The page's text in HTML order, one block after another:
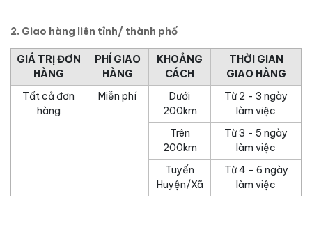
2. Giao hàng liên tỉnh/ thành phố
GIÁ TRỊ ĐƠN
HÀNG
PHÍ GIAO
HÀNG
KHOẢNG
CÁCH
THỜI GIAN
GIAO HÀNG
Tất cả đơn
hàng
Miễn phí
Dưới
200km
Từ 2 - 3 ngày
làm việc
Trên
200km
Từ 3 - 5 ngày
làm việc
Tuyến
Huyện/Xã
Từ 4 - 6 ngày
làm việc